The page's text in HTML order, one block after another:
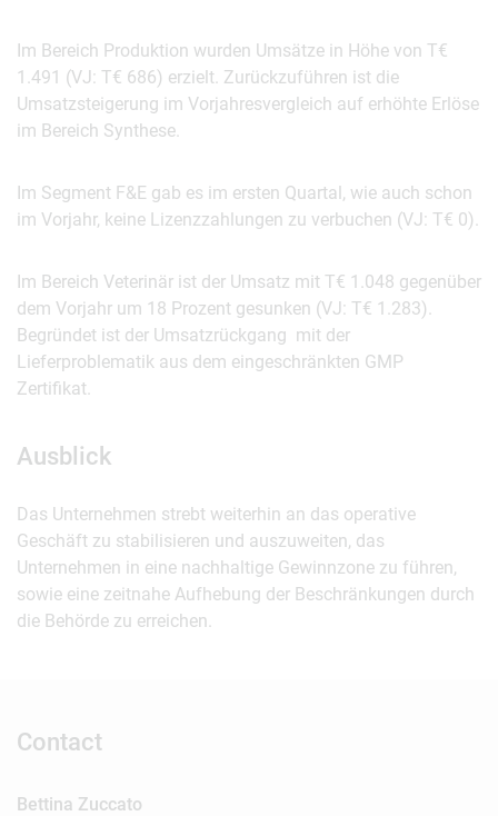
Im Bereich Produktion wurden Umsätze in Höhe von T€
1.491 (VJ: T€ 686) erzielt. Zurückzuführen ist die
Umsatzsteigerung im Vorjahresvergleich auf erhöhte Erlöse
im Bereich Synthese.
Im Segment F&E gab es im ersten Quartal, wie auch schon
im Vorjahr, keine Lizenzzahlungen zu verbuchen (VJ: T€ 0).
Im Bereich Veterinär ist der Umsatz mit T€ 1.048 gegenüber
dem Vorjahr um 18 Prozent gesunken (VJ: T€ 1.283).
Begründet ist der Umsatzrückgang mit der
Lieferproblematik aus dem eingeschränkten GMP
Zertifikat.
Ausblick
Das Unternehmen strebt weiterhin an das operative
Geschäft zu stabilisieren und auszuweiten, das
Unternehmen in eine nachhaltige Gewinnzone zu führen,
sowie eine zeitnahe Aufhebung der Beschränkungen durch
die Behörde zu erreichen.
Contact
Bettina Zuccato